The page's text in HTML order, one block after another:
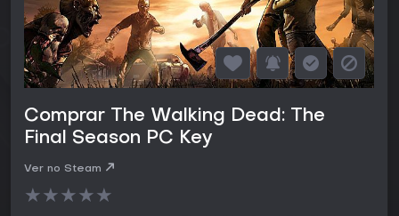
Comprar The Walking Dead: The
Final Season PC Key
Ver no Steam
★★★★★